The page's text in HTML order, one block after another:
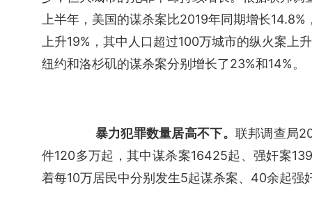
上半年，美国的谋杀案比2019年同期增长
上升19%，其中人口超过100万城市的纵火案
纽约和洛杉矶的谋杀案分别增长了23%和14%。
暴力犯罪数量居高不下。 联邦调查局
件120多万起，其中谋杀案16425起、强奸案
着每10万居民中分别发生5起谋杀案、40余起